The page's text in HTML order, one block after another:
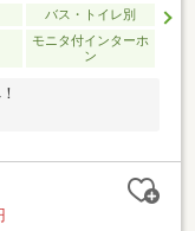
バス・トイレ別
モニタ付インターホ
ン